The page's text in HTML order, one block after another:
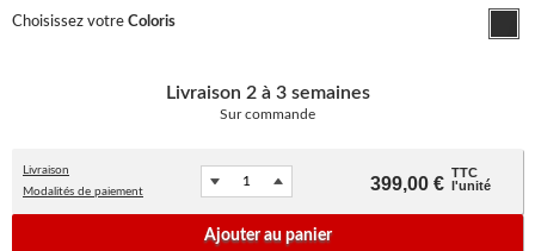
Choisissez votre Coloris
Livraison 2 à 3 semaines
Sur commande
Livraison
Modalités de paiement
399,00 €
TTC
l'unité
Ajouter au panier